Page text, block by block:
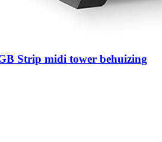
Strip midi tower behuizing